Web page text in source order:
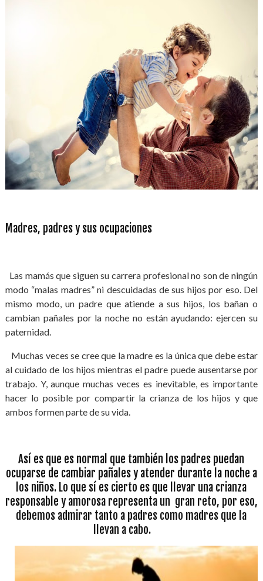
Madres, padres y sus ocupaciones
Las mamás que siguen su carrera profesional no son de ningún
modo “malas madres” ni descuidadas de sus hijos por eso. Del
mismo modo, un padre que atiende a sus hijos, los bañan o
cambian pañales por la noche no están ayudando: ejercen su
paternidad.
Muchas veces se cree que la madre es la única que debe estar
al cuidado de los hijos mientras el padre puede ausentarse por
trabajo. Y, aunque muchas veces es inevitable, es importante
hacer lo posible por compartir la crianza de los hijos y que
ambos formen parte de su vida.
Así es que es normal que también los padres puedan
ocuparse de cambiar pañales y atender durante la noche a
los niños. Lo que sí es cierto es que llevar una crianza
responsable y amorosa representa un gran reto, por eso,
debemos admirar tanto a padres como madres que la
llevan a cabo.